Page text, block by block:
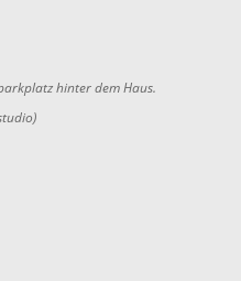
hinter dem Haus.